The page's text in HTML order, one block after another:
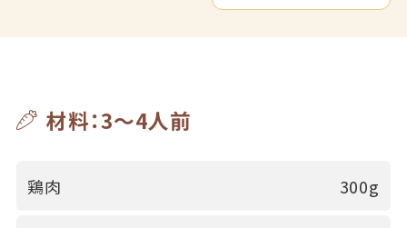
材料：3～4人前
鶏肉 300g